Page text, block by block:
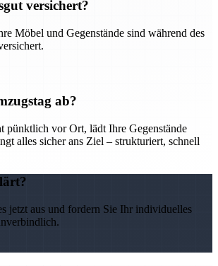
versichert?
Möbel und Gegenstände sind während des
ab?
pünktlich vor Ort, lädt Ihre Gegenstände
alles sicher ans Ziel – strukturiert, schnell
jetzt aus und fordern Sie Ihr individuelles